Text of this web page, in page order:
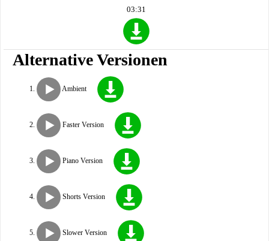
03:31
Alternative Versionen
Ambient
Faster Version
Piano Version
Shorts Version
Slower Version